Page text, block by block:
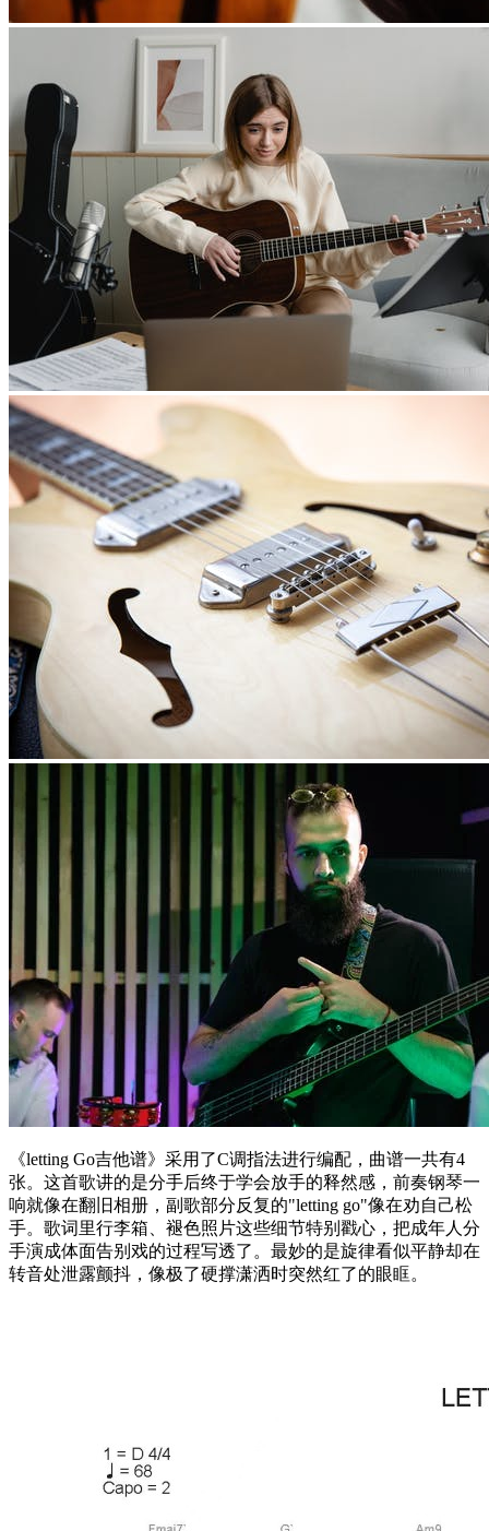
《letting Go吉他谱》采用了C调指法进行编配，曲谱一共有4
张。这首歌讲的是分手后终于学会放手的释然感，前奏钢琴一
响就像在翻旧相册，副歌部分反复的"letting go"像在劝自己松
手。歌词里行李箱、褪色照片这些细节特别戳心，把成年人分
手演成体面告别戏的过程写透了。最妙的是旋律看似平静却在
转音处泄露颤抖，像极了硬撑潇洒时突然红了的眼眶。